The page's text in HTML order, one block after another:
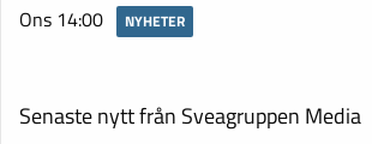
Ons 14:00
NYHETER
Senaste nytt från Sveagruppen Media